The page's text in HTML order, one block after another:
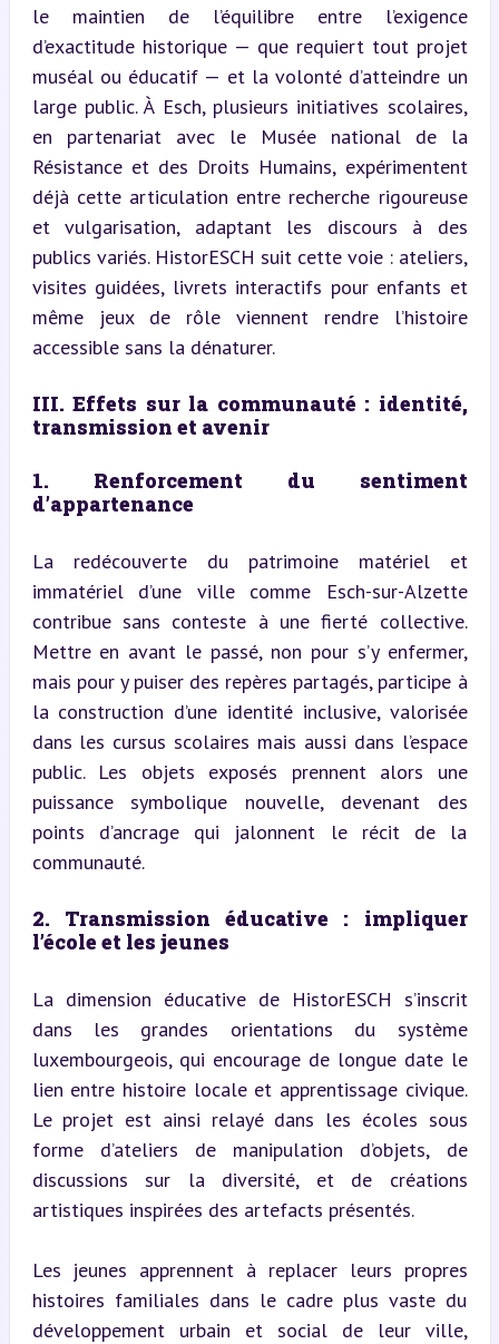
le maintien de l’équilibre entre l’exigence
d’exactitude historique — que requiert tout projet
muséal ou éducatif — et la volonté d’atteindre un
large public. À Esch, plusieurs initiatives scolaires,
en partenariat avec le Musée national de la
Résistance et des Droits Humains, expérimentent
déjà cette articulation entre recherche rigoureuse
et vulgarisation, adaptant les discours à des
publics variés. HistorESCH suit cette voie : ateliers,
visites guidées, livrets interactifs pour enfants et
même jeux de rôle viennent rendre l’histoire
accessible sans la dénaturer.
III. Effets sur la communauté : identité,
transmission et avenir
1. Renforcement du sentiment
d’appartenance
La redécouverte du patrimoine matériel et
immatériel d’une ville comme Esch-sur-Alzette
contribue sans conteste à une fierté collective.
Mettre en avant le passé, non pour s’y enfermer,
mais pour y puiser des repères partagés, participe à
la construction d’une identité inclusive, valorisée
dans les cursus scolaires mais aussi dans l’espace
public. Les objets exposés prennent alors une
puissance symbolique nouvelle, devenant des
points d’ancrage qui jalonnent le récit de la
communauté.
2. Transmission éducative : impliquer
l’école et les jeunes
La dimension éducative de HistorESCH s’inscrit
dans les grandes orientations du système
luxembourgeois, qui encourage de longue date le
lien entre histoire locale et apprentissage civique.
Le projet est ainsi relayé dans les écoles sous
forme d’ateliers de manipulation d’objets, de
discussions sur la diversité, et de créations
artistiques inspirées des artefacts présentés.
Les jeunes apprennent à replacer leurs propres
histoires familiales dans le cadre plus vaste du
développement urbain et social de leur ville,